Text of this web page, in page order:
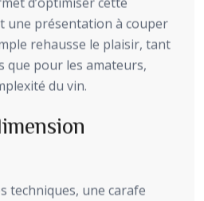
une présentation à couper
rehausse le plaisir, tant
que pour les amateurs,
du vin.
techniques, une carafe